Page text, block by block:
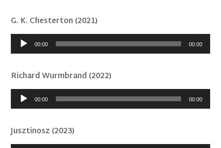
G. K. Chesterton (2021)
Audió
lejátszó00:00 00:00
Richard Wurmbrand (2022)
Audió
lejátszó00:00 00:00
Jusztinosz (2023)